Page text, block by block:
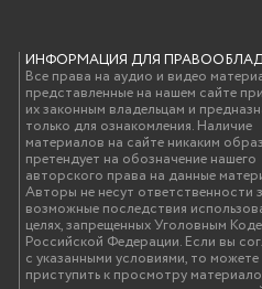
ИНФОРМАЦИЯ ДЛЯ
Все права на аудио и видео
представленные на нашем сайте
их законным владельцам и
только для ознакомления. Наличие
материалов на сайте никаким
претендует на обозначение нашего
авторского права на данные
Авторы не несут ответственности
возможные последствия
целях, запрещенных Уголовным
Российской Федерации. Если вы
с указанными условиями, то можете
приступить к просмотру